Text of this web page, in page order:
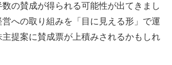
の賛成が得られる可能性が出てきまし
への取り組みを「目に見える形」で運
提案に賛成票が上積みされるかもしれ